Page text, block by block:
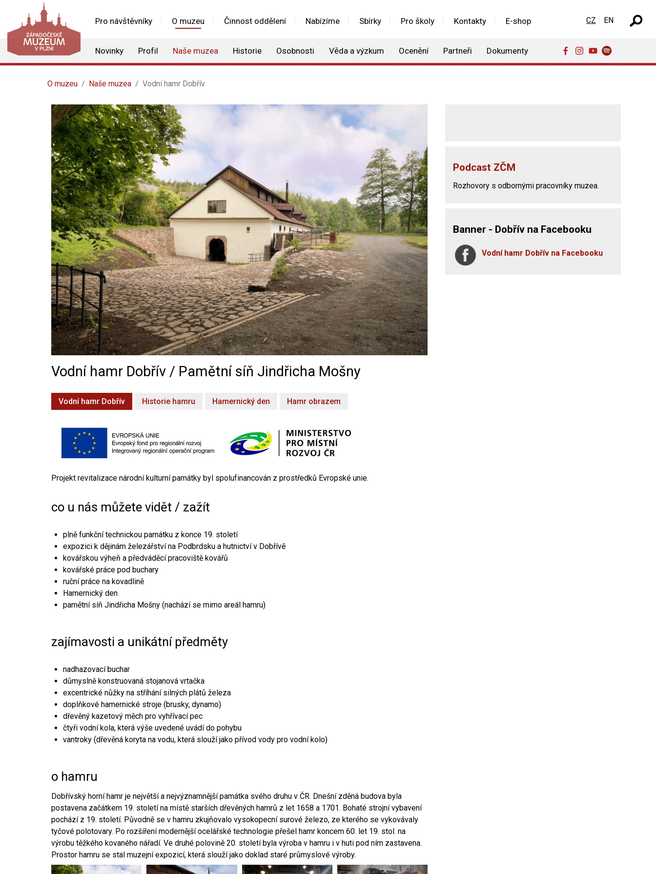
Pro návštěvníky O muzeu Činnost oddělení Nabízíme Sbírky Pro školy Kontakty E-shop
Novinky Profil Naše muzea Historie Osobnosti Věda a výzkum Ocenění Partneři Dokumenty
Zvolte jazyk
CZ EN
O muzeu Naše muzea Vodní hamr Dobřív
Vodní hamr Dobřív / Pamětní síň Jindřicha Mošny
Vodní hamr Dobřív Historie hamru Hamernický den Hamr obrazem
Projekt revitalizace národní kulturní památky byl spolufinancován z prostředků Evropské unie.
co u nás můžete vidět / zažít
plně funkční technickou památku z konce 19. století
expozici k dějinám železářství na Podbrdsku a hutnictví v Dobřívě
kovářskou výheň a předváděcí pracoviště kovářů
kovářské práce pod buchary
ruční práce na kovadlině
Hamernický den
pamětní síň Jindřicha Mošny (nachází se mimo areál hamru)
zajímavosti a unikátní předměty
nadhazovací buchar
důmyslně konstruovaná stojanová vrtačka
excentrické nůžky na stříhání silných plátů železa
doplňkové hamernické stroje (brusky, dynamo)
dřevěný kazetový měch pro vyhřívací pec
čtyři vodní kola, která výše uvedené uvádí do pohybu
vantroky (dřevěná koryta na vodu, která slouží jako přívod vody pro vodní kolo)
o hamru
Dobřívský horní hamr je největší a nejvýznamnější památka svého druhu v ČR. Dnešní zděná budova byla
postavena začátkem 19. století na místě starších dřevěných hamrů z let 1658 a 1701. Bohaté strojní vybavení
pochází z 19. století. Původně se v hamru zkujňovalo vysokopecní surové železo, ze kterého se vykovávaly
tyčové polotovary. Po rozšíření modernější ocelářské technologie přešel hamr koncem 60. let 19. stol. na
výrobu těžkého kovaného nářadí. Ve druhé polovině 20. století byla výroba v hamru i v huti pod ním zastavena.
Prostor hamru se stal muzejní expozicí, která slouží jako doklad staré průmyslové výroby.
Podcast ZČM
Rozhovory s odbornými pracovníky muzea.
Banner - Dobřív na Facebooku
Vodní hamr Dobřív na Facebooku